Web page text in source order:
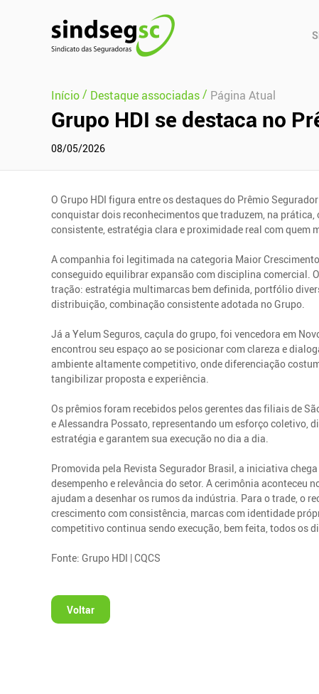
Início/ Destaque associadas/ Página Atual
Grupo HDI se destaca no
08/05/2026
O Grupo HDI figura entre os destaques do Prêmio
conquistar dois reconhecimentos que traduzem, na
consistente, estratégia clara e proximidade real com quem
A companhia foi legitimada na categoria Maior
conseguido equilibrar expansão com disciplina comercial.
tração: estratégia multimarcas bem definida, portfólio
distribuição, combinação consistente adotada no Grupo.
Já a Yelum Seguros, caçula do grupo, foi vencedora em
encontrou seu espaço ao se posicionar com clareza e
ambiente altamente competitivo, onde diferenciação
tangibilizar proposta e experiência.
Os prêmios foram recebidos pelos gerentes das filiais de
e Alessandra Possato, representando um esforço coletivo,
estratégia e garantem sua execução no dia a dia.
Promovida pela Revista Segurador Brasil, a iniciativa
desempenho e relevância do setor. A cerimônia aconteceu
ajudam a desenhar os rumos da indústria. Para o trade, o
crescimento com consistência, marcas com identidade
competitivo continua sendo execução, bem feita, todos os
Fonte: Grupo HDI | CQCS
Voltar